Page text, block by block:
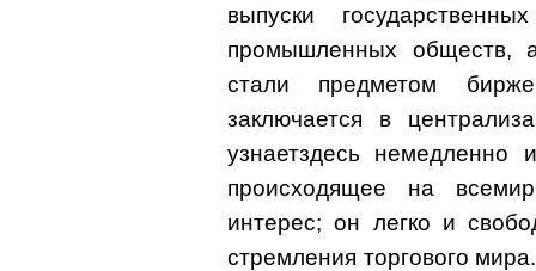
выпуски
промышленных обществ,
стали предметом
заключается в
узнаетздесь немедленно
происходящее на
интерес; он легко и
стремления торгового